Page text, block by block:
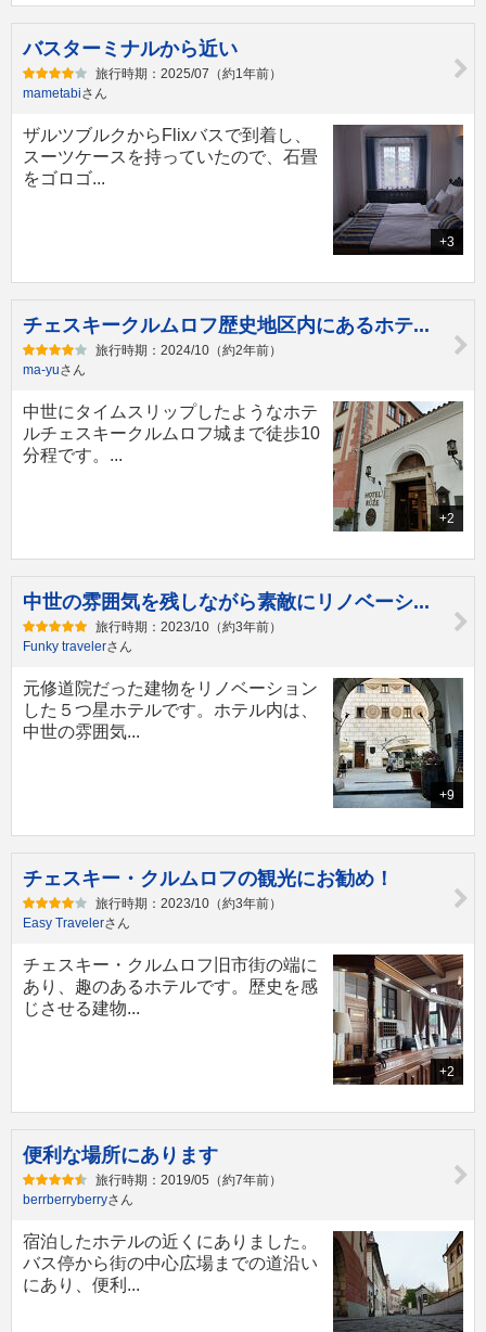
バスターミナルから近い
旅行時期：2025/07（約1年前）
mametabiさん
+3
ザルツブルクからFlixバスで到着し、
スーツケースを持っていたので、石畳
をゴロゴ...
チェスキークルムロフ歴史地区内にあるホテ...
旅行時期：2024/10（約2年前）
ma-yuさん
+2
中世にタイムスリップしたようなホテ
ルチェスキークルムロフ城まで徒歩10
分程です。...
中世の雰囲気を残しながら素敵にリノベーシ...
旅行時期：2023/10（約3年前）
Funky travelerさん
+9
元修道院だった建物をリノベーション
した５つ星ホテルです。ホテル内は、
中世の雰囲気...
チェスキー・クルムロフの観光にお勧め！
旅行時期：2023/10（約3年前）
Easy Travelerさん
+2
チェスキー・クルムロフ旧市街の端に
あり、趣のあるホテルです。歴史を感
じさせる建物...
便利な場所にあります
旅行時期：2019/05（約7年前）
berrberryberryさん
宿泊したホテルの近くにありました。
バス停から街の中心広場までの道沿い
にあり、便利...